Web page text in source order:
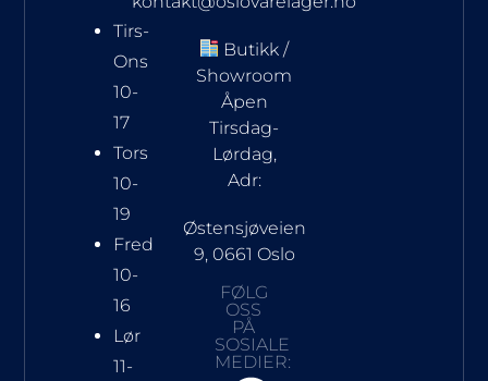
Tirs-
Ons
10-
17
Tors
10-
19
Fred
10-
16
Lør
11-
Butikk /
Showroom
Åpen
Tirsdag-
Lørdag,
Adr:
Østensjøveien
9, 0661 Oslo
FØLG
OSS
PÅ
SOSIALE
MEDIER: